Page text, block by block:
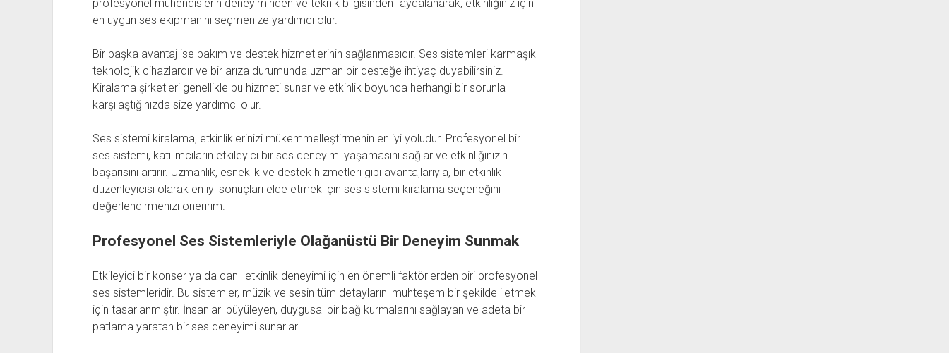
profesyonel mühendislerin deneyiminden ve teknik bilgisinden faydalanarak, etkinliğiniz için
en uygun ses ekipmanını seçmenize yardımcı olur.
Bir başka avantaj ise bakım ve destek hizmetlerinin sağlanmasıdır. Ses sistemleri karmaşık
teknolojik cihazlardır ve bir arıza durumunda uzman bir desteğe ihtiyaç duyabilirsiniz.
Kiralama şirketleri genellikle bu hizmeti sunar ve etkinlik boyunca herhangi bir sorunla
karşılaştığınızda size yardımcı olur.
Ses sistemi kiralama, etkinliklerinizi mükemmelleştirmenin en iyi yoludur. Profesyonel bir
ses sistemi, katılımcıların etkileyici bir ses deneyimi yaşamasını sağlar ve etkinliğinizin
başarısını artırır. Uzmanlık, esneklik ve destek hizmetleri gibi avantajlarıyla, bir etkinlik
düzenleyicisi olarak en iyi sonuçları elde etmek için ses sistemi kiralama seçeneğini
değerlendirmenizi öneririm.
Profesyonel Ses Sistemleriyle Olağanüstü Bir Deneyim Sunmak
Etkileyici bir konser ya da canlı etkinlik deneyimi için en önemli faktörlerden biri profesyonel
ses sistemleridir. Bu sistemler, müzik ve sesin tüm detaylarını muhteşem bir şekilde iletmek
için tasarlanmıştır. İnsanları büyüleyen, duygusal bir bağ kurmalarını sağlayan ve adeta bir
patlama yaratan bir ses deneyimi sunarlar.